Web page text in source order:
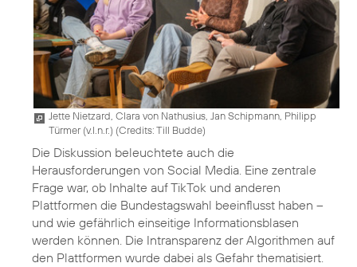
Jette Nietzard, Clara von Nathusius, Jan Schipmann, Philipp
Türmer (v.l.n.r.) (Credits: Till Budde)
Die Diskussion beleuchtete auch die
Herausforderungen von Social Media. Eine zentrale
Frage war, ob Inhalte auf TikTok und anderen
Plattformen die Bundestagswahl beeinflusst haben –
und wie gefährlich einseitige Informationsblasen
werden können. Die Intransparenz der Algorithmen auf
den Plattformen wurde dabei als Gefahr thematisiert.